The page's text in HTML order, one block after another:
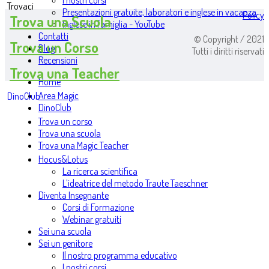
Presentazioni gratuite, laboratori e inglese in vacanza
Inglese in famiglia - YouTube
Contatti
Blog
Recensioni
Home
Area Magic
DinoClub
Trova un corso
Trova una scuola
Trova una Magic Teacher
Hocus&Lotus
La ricerca scientifica
L’ideatrice del metodo Traute Taeschner
Diventa Insegnante
Corsi di Formazione
Webinar gratuiti
Sei una scuola
Sei un genitore
Il nostro programma educativo
Trovaci
Trova una Scuola
Trova un Corso
Trova una Teacher
DinoClub
Policy
© Copyright / 2021
Tutti i diritti riservati